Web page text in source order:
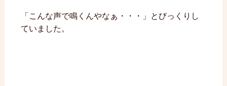
「こんな声で鳴くんやなぁ・・・」とびっくりし
ていました。